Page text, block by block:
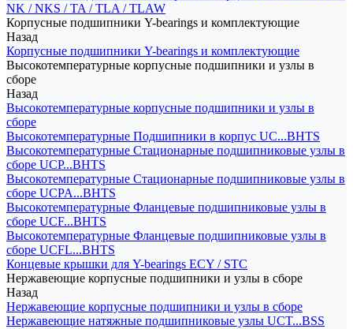
NK / NKS / TA / TLA / TLAW
Корпусные подшипники Y-bearings и комплектующие
Назад
Корпусные подшипники Y-bearings и комплектующие
Высокотемпературные корпусные подшипники и узлы в
сборе
Назад
Высокотемпературные корпусные подшипники и узлы в
сборе
Высокотемпературные Подшипники в корпус UC...BHTS
Высокотемпературные Стационарные подшипниковые узлы в
сборе UCP...BHTS
Высокотемпературные Стационарные подшипниковые узлы в
сборе UCPA...BHTS
Высокотемпературные Фланцевые подшипниковые узлы в
сборе UCF...BHTS
Высокотемпературные Фланцевые подшипниковые узлы в
сборе UCFL...BHTS
Концевые крышки для Y-bearings ECY / STC
Нержавеющие корпусные подшипники и узлы в сборе
Назад
Нержавеющие корпусные подшипники и узлы в сборе
Нержавеющие натяжные подшипниковые узлы UCT...BSS